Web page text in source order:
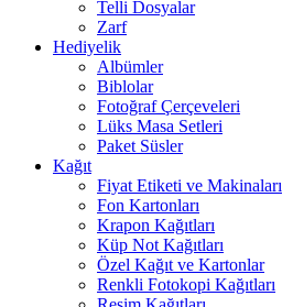
Telli Dosyalar
Zarf
Hediyelik
Albümler
Biblolar
Fotoğraf Çerçeveleri
Lüks Masa Setleri
Paket Süsler
Kağıt
Fiyat Etiketi ve Makinaları
Fon Kartonları
Krapon Kağıtları
Küp Not Kağıtları
Özel Kağıt ve Kartonlar
Renkli Fotokopi Kağıtları